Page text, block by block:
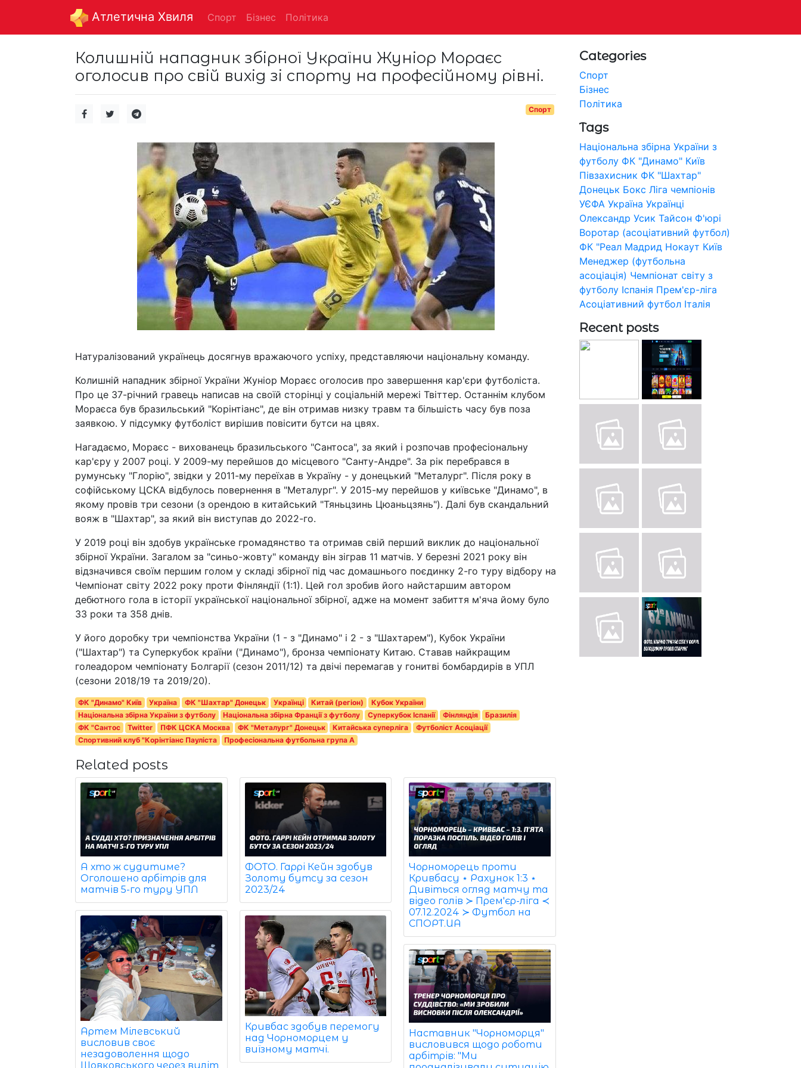
Aтлетична Хвиля Спорт Бізнес Політика
Колишній нападник збірної України Жуніор Мораєс
оголосив про свій вихід зі спорту на професійному рівні.
Спорт
Натуралізований українець досягнув вражаючого успіху, представляючи національну команду.
Колишній нападник збірної України Жуніор Мораєс оголосив про завершення кар'єри футболіста.
Про це 37-річний гравець написав на своїй сторінці у соціальній мережі Твіттер. Останнім клубом
Мораєса був бразильський "Корінтіанс", де він отримав низку травм та більшість часу був поза
заявкою. У підсумку футболіст вирішив повісити бутси на цвях.
Нагадаємо, Мораєс - вихованець бразильського "Сантоса", за який і розпочав професіональну
кар'єру у 2007 році. У 2009-му перейшов до місцевого "Санту-Андре". За рік перебрався в
румунську "Глорію", звідки у 2011-му переїхав в Україну - у донецький "Металург". Після року в
софійському ЦСКА відбулось повернення в "Металург". У 2015-му перейшов у київське "Динамо", в
якому провів три сезони (з орендою в китайський "Тяньцзинь Цюаньцзянь"). Далі був скандальний
вояж в "Шахтар", за який він виступав до 2022-го.
У 2019 році він здобув українське громадянство та отримав свій перший виклик до національної
збірної України. Загалом за "синьо-жовту" команду він зіграв 11 матчів. У березні 2021 року він
відзначився своїм першим голом у складі збірної під час домашнього поєдинку 2-го туру відбору на
Чемпіонат світу 2022 року проти Фінляндії (1:1). Цей гол зробив його найстаршим автором
дебютного гола в історії української національної збірної, адже на момент забиття м'яча йому було
33 роки та 358 днів.
У його доробку три чемпіонства України (1 - з "Динамо" і 2 - з "Шахтарем"), Кубок України
("Шахтар") та Суперкубок країни ("Динамо"), бронза чемпіонату Китаю. Ставав найкращим
голеадором чемпіонату Болгарії (сезон 2011/12) та двічі перемагав у гонитві бомбардирів в УПЛ
(сезони 2018/19 та 2019/20).
ФК "Динамо" Київ Україна ФК "Шахтар" Донецьк Українці Китай (регіон)
Кубок України
Національна збірна України з футболу
Національна збірна Франції з футболу Суперкубок Іспанії Фінляндія
Бразилія
ФК "Сантос
Twitter ПФК ЦСКА Москва ФК "Металург" Донецьк Китайська суперліга
Футболіст Асоціації
Спортивний клуб "Корінтіанс Пауліста
Професіональна футбольна група А
Related posts
А хто ж судитиме?
Оголошено арбітрів для
матчів 5-го туру УПЛ
Артем Мілевський
висловив своє
незадоволення щодо
Шовковського через виліт
ФОТО. Гаррі Кейн здобув
Золоту бутсу за сезон
2023/24
Кривбас здобув перемогу
над Чорноморцем у
виїзному матчі.
Чорноморець проти
Кривбасу ⋆ Рахунок 1:3 ⋆
Дивіться огляд матчу та
відео голів ≻ Прем'єр-ліга ≺
07.12.2024 ≻ Футбол на
СПОРТ.UA
Наставник "Чорноморця"
висловився щодо роботи
арбітрів: "Ми
Categories
Спорт
Бізнес
Політика
Tags
Національна збірна України з
футболу ФК "Динамо" Київ
Півзахисник ФК "Шахтар"
Донецьк Бокс Ліга чемпіонів
УЄФА Україна Українці
Олександр Усик Тайсон Ф'юрі
Воротар (асоціативний футбол)
ФК "Реал Мадрид Нокаут Київ
Менеджер (футбольна
асоціація) Чемпіонат світу з
футболу Іспанія Прем'єр-ліга
Асоціативний футбол Італія
Recent posts